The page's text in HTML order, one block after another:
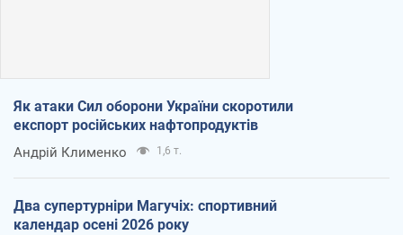
Як атаки Сил оборони України скоротили
експорт російських нафтопродуктів
Андрій Клименко 1,6 т.
Два супертурніри Магучіх: спортивний
календар осені 2026 року